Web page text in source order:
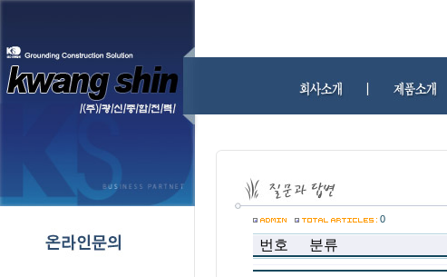
0
번호 분류